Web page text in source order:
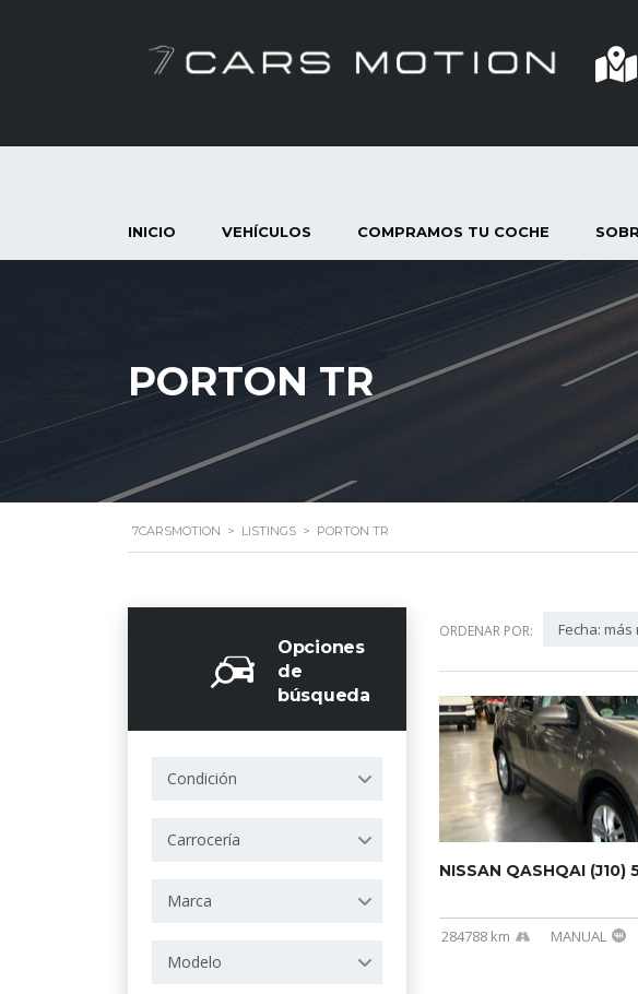
INICIO VEHÍCULOS COMPRAMOS TU COCHE
PORTON TR
7CARSMOTION > LISTINGS > PORTON TR
Opciones
de
búsqueda
Condición
Carrocería
Marca
Modelo
ORDENAR POR: Fecha:
NISSAN QASHQAI (J10)
284788 km MANUAL